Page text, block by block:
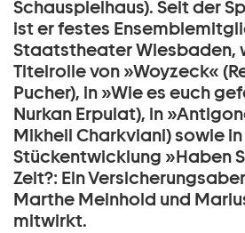
Schauspielhaus). Seit der
ist er festes
Staatstheater Wiesbaden,
Titelrolle von »Woyzeck«
Pucher), in »Wie es euch
Nurkan Erpulat), in
Mikheil Charkviani) sowie
Stückentwicklung »Haben
Zeit?: Ein
Marthe Meinhold und
mitwirkt.